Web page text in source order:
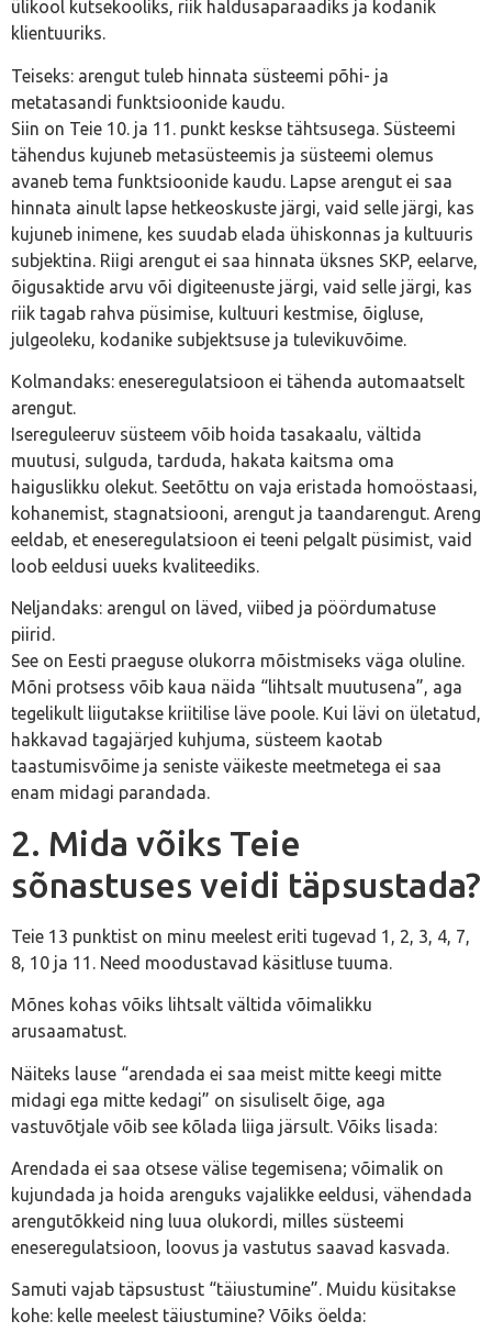
ülikool kutsekooliks, riik haldusaparaadiks ja kodanik
klientuuriks.
Teiseks: arengut tuleb hinnata süsteemi põhi- ja
metatasandi funktsioonide kaudu.
Siin on Teie 10. ja 11. punkt keskse tähtsusega. Süsteemi
tähendus kujuneb metasüsteemis ja süsteemi olemus
avaneb tema funktsioonide kaudu. Lapse arengut ei saa
hinnata ainult lapse hetkeoskuste järgi, vaid selle järgi, kas
kujuneb inimene, kes suudab elada ühiskonnas ja kultuuris
subjektina. Riigi arengut ei saa hinnata üksnes SKP, eelarve,
õigusaktide arvu või digiteenuste järgi, vaid selle järgi, kas
riik tagab rahva püsimise, kultuuri kestmise, õigluse,
julgeoleku, kodanike subjektsuse ja tulevikuvõime.
Kolmandaks: eneseregulatsioon ei tähenda automaatselt
arengut.
Isereguleeruv süsteem võib hoida tasakaalu, vältida
muutusi, sulguda, tarduda, hakata kaitsma oma
haiguslikku olekut. Seetõttu on vaja eristada homoöstaasi,
kohanemist, stagnatsiooni, arengut ja taandarengut. Areng
eeldab, et eneseregulatsioon ei teeni pelgalt püsimist, vaid
loob eeldusi uueks kvaliteediks.
Neljandaks: arengul on läved, viibed ja pöördumatuse
piirid.
See on Eesti praeguse olukorra mõistmiseks väga oluline.
Mõni protsess võib kaua näida “lihtsalt muutusena”, aga
tegelikult liigutakse kriitilise läve poole. Kui lävi on ületatud,
hakkavad tagajärjed kuhjuma, süsteem kaotab
taastumisvõime ja seniste väikeste meetmetega ei saa
enam midagi parandada.
2. Mida võiks Teie
sõnastuses veidi täpsustada?
Teie 13 punktist on minu meelest eriti tugevad 1, 2, 3, 4, 7,
8, 10 ja 11. Need moodustavad käsitluse tuuma.
Mõnes kohas võiks lihtsalt vältida võimalikku
arusaamatust.
Näiteks lause “arendada ei saa meist mitte keegi mitte
midagi ega mitte kedagi” on sisuliselt õige, aga
vastuvõtjale võib see kõlada liiga järsult. Võiks lisada:
Arendada ei saa otsese välise tegemisena; võimalik on
kujundada ja hoida arenguks vajalikke eeldusi, vähendada
arengutõkkeid ning luua olukordi, milles süsteemi
eneseregulatsioon, loovus ja vastutus saavad kasvada.
Samuti vajab täpsustust “täiustumine”. Muidu küsitakse
kohe: kelle meelest täiustumine? Võiks öelda: